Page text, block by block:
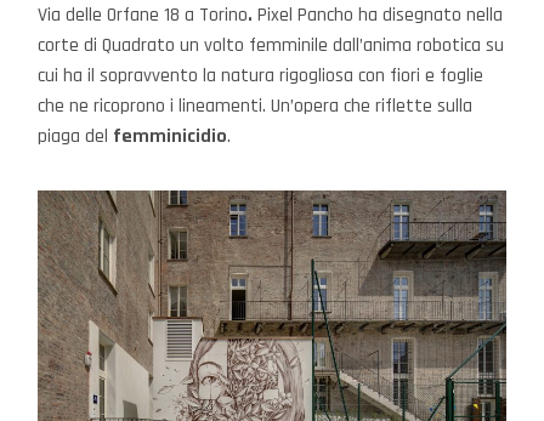
Via delle Orfane 18 a Torino. Pixel Pancho ha disegnato nella
corte di Quadrato un volto femminile dall’anima robotica su
cui ha il sopravvento la natura rigogliosa con fiori e foglie
che ne ricoprono i lineamenti. Un’opera che riflette sulla
piaga del femminicidio.